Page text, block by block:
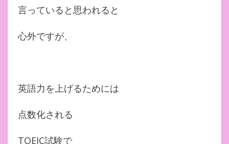
言っていると思われると
心外ですが、
英語力を上げるためには
点数化される
TOEIC試験で